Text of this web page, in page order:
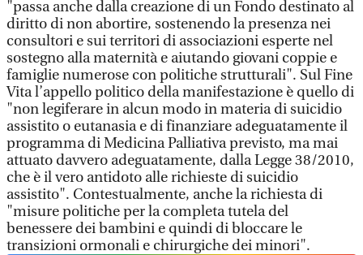
"passa anche dalla creazione di un Fondo destinato al
diritto di non abortire, sostenendo la presenza nei
consultori e sui territori di associazioni esperte nel
sostegno alla maternità e aiutando giovani coppie e
famiglie numerose con politiche strutturali". Sul Fine
Vita l’appello politico della manifestazione è quello di
"non legiferare in alcun modo in materia di suicidio
assistito o eutanasia e di finanziare adeguatamente il
programma di Medicina Palliativa previsto, ma mai
attuato davvero adeguatamente, dalla Legge 38/2010,
che è il vero antidoto alle richieste di suicidio
assistito". Contestualmente, anche la richiesta di
"misure politiche per la completa tutela del
benessere dei bambini e quindi di bloccare le
transizioni ormonali e chirurgiche dei minori".